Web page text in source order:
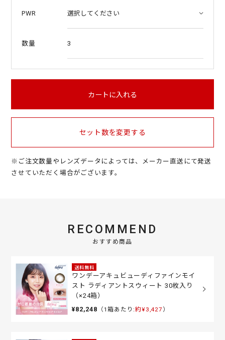
PWR
数量 3
カートに入れる
セット数を変更する
※ご注文数量やレンズデータによっては、メーカー直送にて発送
させていただく場合がございます。
RECOMMEND
おすすめ商品
送料無料
ワンデーアキュビューディファインモイ
スト ラディアントスウィート 30枚入り
（×24箱）
¥82,248 （1箱あたり:約¥3,427 ）